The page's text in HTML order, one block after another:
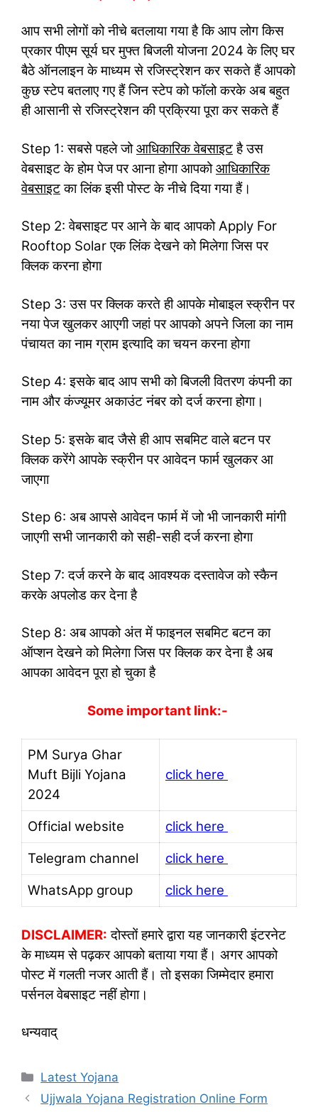
आप सभी लोगों को नीचे बतलाया गया है कि आप लोग किस
प्रकार पीएम सूर्य घर मुफ्त बिजली योजना 2024 के लिए घर
बैठे ऑनलाइन के माध्यम से रजिस्ट्रेशन कर सकते हैं आपको
कुछ स्टेप बतलाए गए हैं जिन स्टेप को फॉलो करके अब बहुत
ही आसानी से रजिस्ट्रेशन की प्रक्रिया पूरा कर सकते हैं
Step 1: सबसे पहले जोआधिकारिक वेबसाइटहै उस
वेबसाइट के होम पेज पर आना होगा आपकोआधिकारिक
वेबसाइटका लिंक इसी पोस्ट के नीचे दिया गया हैं।
Step 2: वेबसाइट पर आने के बाद आपको Apply For
Rooftop Solar एक लिंक देखने को मिलेगा जिस पर
क्लिक करना होगा
Step 3: उस पर क्लिक करते ही आपके मोबाइल स्क्रीन पर
नया पेज खुलकर आएगी जहां पर आपको अपने जिला का नाम
पंचायत का नाम ग्राम इत्यादि का चयन करना होगा
Step 4: इसके बाद आप सभी को बिजली वितरण कंपनी का
नाम और कंज्यूमर अकाउंट नंबर को दर्ज करना होगा।
Step 5: इसके बाद जैसे ही आप सबमिट वाले बटन पर
क्लिक करेंगे आपके स्क्रीन पर आवेदन फार्म खुलकर आ
जाएगा
Step 6: अब आपसे आवेदन फार्म में जो भी जानकारी मांगी
जाएगी सभी जानकारी को सही-सही दर्ज करना होगा
Step 7: दर्ज करने के बाद आवश्यक दस्तावेज को स्कैन
करके अपलोड कर देना है
Step 8: अब आपको अंत में फाइनल सबमिट बटन का
ऑप्शन देखने को मिलेगा जिस पर क्लिक कर देना है अब
आपका आवेदन पूरा हो चुका है
Some important link:-
PM Surya Ghar
Muft Bijli Yojana
2024
click here
Official website
click here
Telegram channel
click here
WhatsApp group
click here
DISCLAIMER: दोस्तों हमारे द्वारा यह जानकारी इंटरनेट
के माध्यम से पढ़कर आपको बताया गया हैं। अगर आपको
पोस्ट में गलती नजर आती हैं। तो इसका जिम्मेदार हमारा
पर्सनल वेबसाइट नहीं होगा।
धन्यवाद्
Categories
Latest Yojana
Ujjwala Yojana Registration Online Form